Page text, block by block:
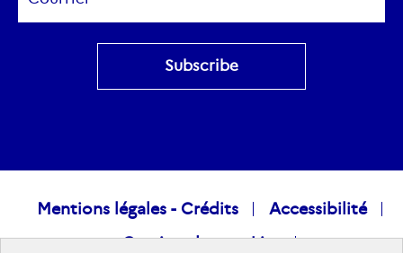
Raccourcis
Mentions légales - Crédits
Accessibilité
Gestion des cookies